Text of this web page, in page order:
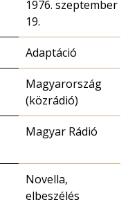
1976. szeptember
19.
Adaptáció
Magyarország
(közrádió)
Magyar Rádió
Novella,
elbeszélés